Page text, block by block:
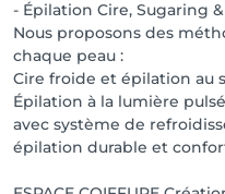
- Épilation Cire, Sugaring
Nous proposons des
chaque peau :
Cire froide et épilation au
Épilation à la lumière
avec système de
épilation durable et